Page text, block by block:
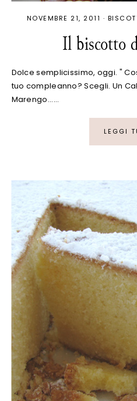
NOVEMBRE 21, 2011 ·
Il biscotto
Dolce semplicissimo, oggi. "
tuo compleanno? Scegli. Un
Marengo...…
LEGGI